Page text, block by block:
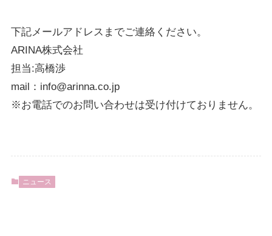
下記メールアドレスまでご連絡ください。
ARINA株式会社
担当:高橋渉
mail：info@arinna.co.jp
※お電話でのお問い合わせは受け付けておりません。
ニュース